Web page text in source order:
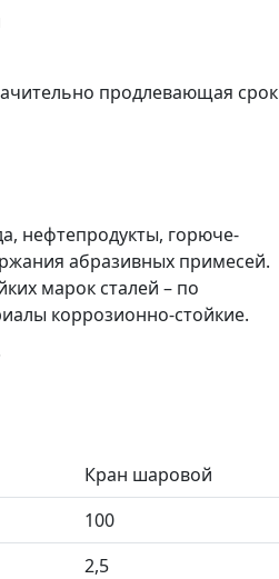
продлевающая срок
нефтепродукты, горюче-
абразивных примесей.
марок сталей – по
коррозионно-стойкие.
Кран шаровой
100
2,5